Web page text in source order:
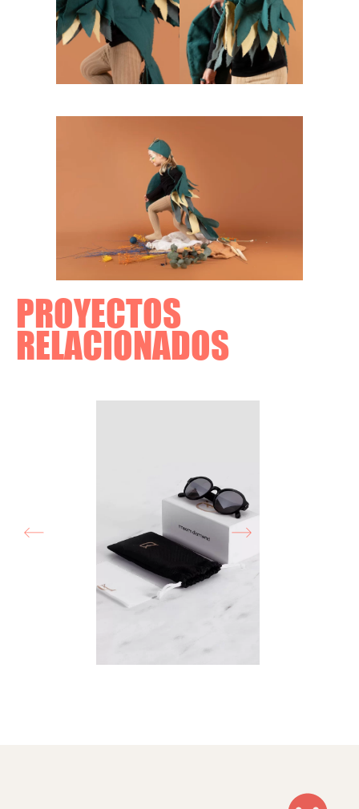
PROYECTOS
RELACIONADOS